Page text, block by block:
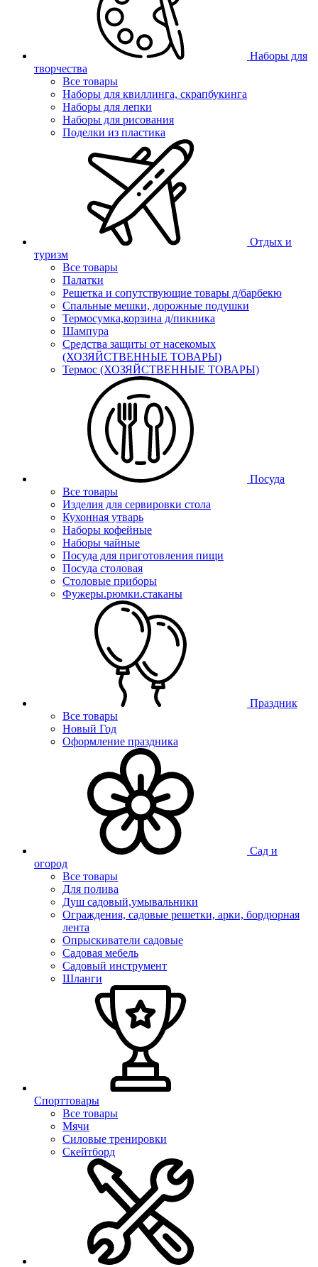
Наборы для
творчества
Все товары
Наборы для квиллинга, скрапбукинга
Наборы для лепки
Наборы для рисования
Поделки из пластика
Отдых и
туризм
Все товары
Палатки
Решетка и сопутствующие товары д/барбекю
Спальные мешки, дорожные подушки
Термосумка,корзина д/пикника
Шампура
Средства защиты от насекомых
(ХОЗЯЙСТВЕННЫЕ ТОВАРЫ)
Термос (ХОЗЯЙСТВЕННЫЕ ТОВАРЫ)
Посуда
Все товары
Изделия для сервировки стола
Кухонная утварь
Наборы кофейные
Наборы чайные
Посуда для приготовления пищи
Посуда столовая
Столовые приборы
Фужеры.рюмки.стаканы
Праздник
Все товары
Новый Год
Оформление праздника
Сад и
огород
Все товары
Для полива
Душ садовый,умывальники
Ограждения, садовые решетки, арки, бордюрная
лента
Опрыскиватели садовые
Садовая мебель
Садовый инструмент
Шланги
Спорттовары
Все товары
Мячи
Силовые тренировки
Скейтборд